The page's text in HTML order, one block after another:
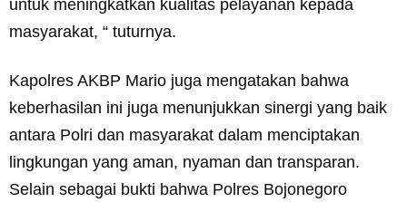
untuk meningkatkan kualitas pelayanan kepada
masyarakat, “ tuturnya.
Kapolres AKBP Mario juga mengatakan bahwa
keberhasilan ini juga menunjukkan sinergi yang baik
antara Polri dan masyarakat dalam menciptakan
lingkungan yang aman, nyaman dan transparan.
Selain sebagai bukti bahwa Polres Bojonegoro